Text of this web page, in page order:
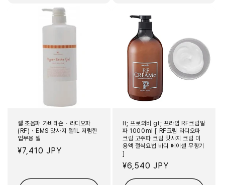
젤 초음파 갸비테숀・라디오파
(RF)・EMS 맛사지 젤1L 저렴한
업무용 젤
정
¥7,410 JPY
lt; 프로의비 gt; 프라임 RF크림알
파 1000ml [ RF크림 라디오파
크림 고주파 크림 맛사지 크림 미
용액 절식요법 바디 페이셜 무향기
]
정
가
¥6,540 JPY